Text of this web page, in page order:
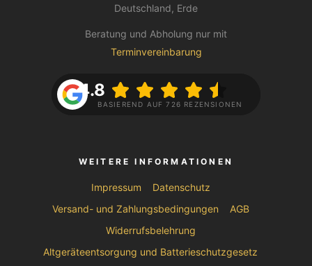
Deutschland, Erde
Beratung und Abholung nur mit
Terminvereinbarung
4.8
BASIEREND AUF 726 REZENSIONEN
WEITERE INFORMATIONEN
Impressum
Datenschutz
Versand- und Zahlungsbedingungen
AGB
Widerrufsbelehrung
Altgeräteentsorgung und Batterieschutzgesetz